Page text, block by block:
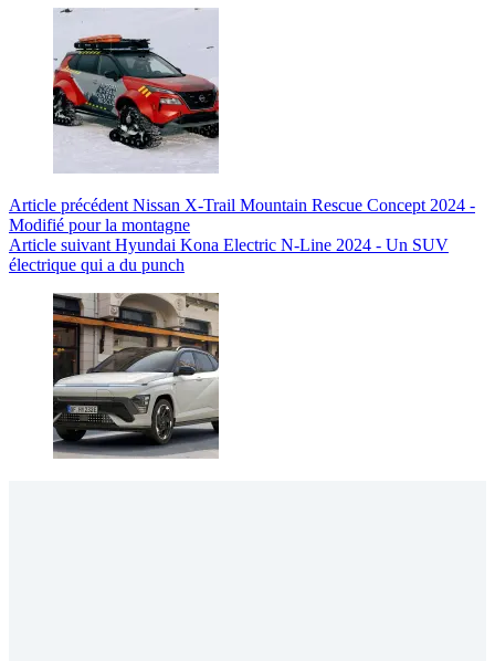
Article précédent Nissan X-Trail Mountain Rescue Concept 2024 -
Modifié pour la montagne
Article suivant Hyundai Kona Electric N-Line 2024 - Un SUV
électrique qui a du punch